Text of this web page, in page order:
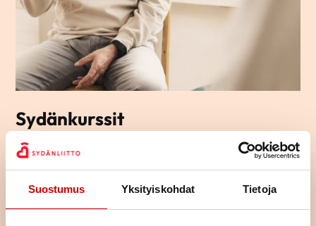
Suostumus Yksityiskohdat Tietoja
Sydänkurssit
Sydänkurssit sopivat sinulle, joka etsit apua, tietoa ja vinkkejä
elämäntilanteessa olevia ja jakamaan kokemuksia yhdessä
tekemisen ja oppimisen kautta.